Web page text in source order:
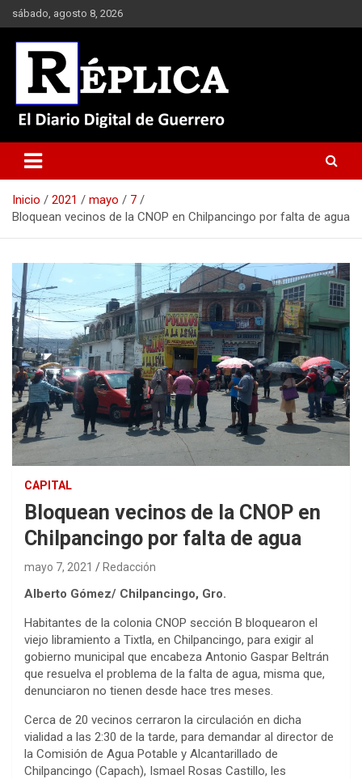
Saltar
al
contenido
sábado, agosto 8, 2026
Réplica
Inicio 2021 mayo
7
Bloquean vecinos de la CNOP en Chilpancingo por falta de agua
CAPITAL
Bloquean vecinos de la CNOP en
Chilpancingo por falta de agua
mayo 7, 2021 Redacción
Alberto Gómez/ Chilpancingo, Gro.
Habitantes de la colonia CNOP sección B bloquearon el
viejo libramiento a Tixtla, en Chilpancingo, para exigir al
gobierno municipal que encabeza Antonio Gaspar Beltrán
que resuelva el problema de la falta de agua, misma que,
denunciaron no tienen desde hace tres meses.
Cerca de 20 vecinos cerraron la circulación en dicha
vialidad a las 2:30 de la tarde, para demandar al director de
la Comisión de Agua Potable y Alcantarillado de
Chilpancingo (Capach), Ismael Rosas Castillo, les